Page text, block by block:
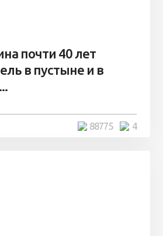
почти 40 лет
в пустыне и в
4
88775